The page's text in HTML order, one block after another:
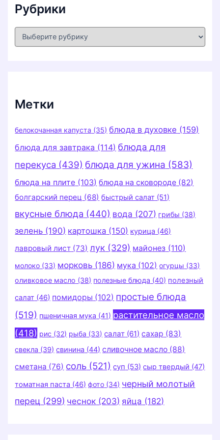
Рубрики
Р
Метки
белокочанная капуста (35) блюда в духовке (159)
блюда для завтрака (114) блюда для
перекуса (439) блюда для ужина (583)
блюда на плите (103) блюда на сковороде (82)
болгарский перец (68) быстрый салат (51)
вкусные блюда (440) вода (207) грибы (38)
зелень (190) картошка (150) курица (46)
лавровый лист (73) лук (329) майонез (110)
молоко (33) морковь (186) мука (102) огурцы (33)
оливковое масло (38) полезные блюда (40) полезный
салат (46) помидоры (102) простые блюда
(519) пшеничная мука (41) растительное масло
(418) рис (32) рыба (33) салат (61) сахар (83)
свекла (39) свинина (44) сливочное масло (88)
сметана (76) соль (521) суп (53) сыр твердый (47)
томатная паста (46) фото (34) черный молотый
перец (299) чеснок (203) яйца (182)